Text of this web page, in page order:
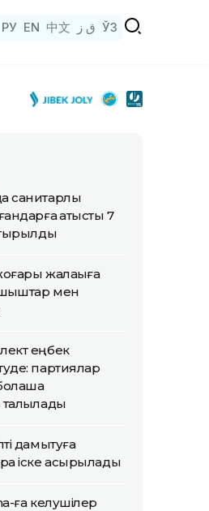
РУ EN 中文 ق ز ЎЗ
санитарлық
қатысты 7
жалақыға
мен
еңбек
партиялар
дамытуға
іске асырылады
ға келушілер